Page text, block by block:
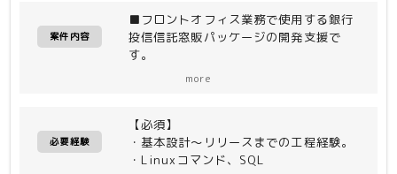
案件内容
■フロントオフィス業務で使用する銀行
投信信託窓販パッケージの開発支援で
す。
担当工程は「概要設計、外部設計、シス
テムテスト計画～リリース支援」、及び
「オフショアのＱＡ対応/査収」がメイ
more
必要経験
【必須】
・基本設計～リリースまでの工程経験。
・Linuxコマンド、SQL